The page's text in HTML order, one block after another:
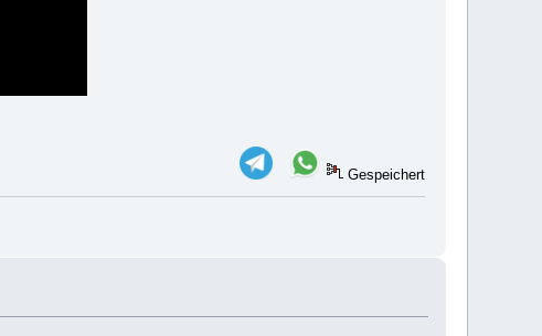
Gespeichert